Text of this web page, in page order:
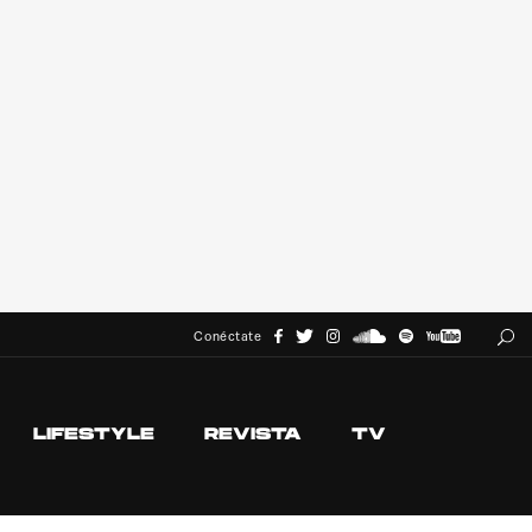
Conéctate
LIFESTYLE REVISTA TV